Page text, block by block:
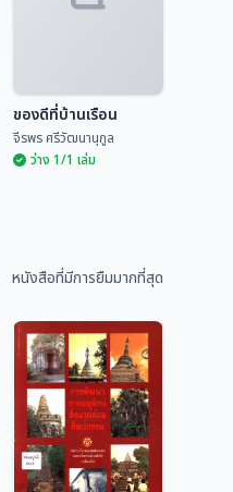
จีรพร ศรีวัฒนานุกูล
ของดีที่บ้านเรือน
จีรพร ศรีวัฒนานุกูล
ว่าง 1/1 เล่ม
หนังสือที่มีการยืมมากที่สุด